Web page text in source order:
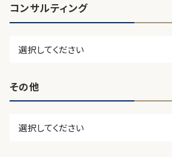
コンサルティング
その他